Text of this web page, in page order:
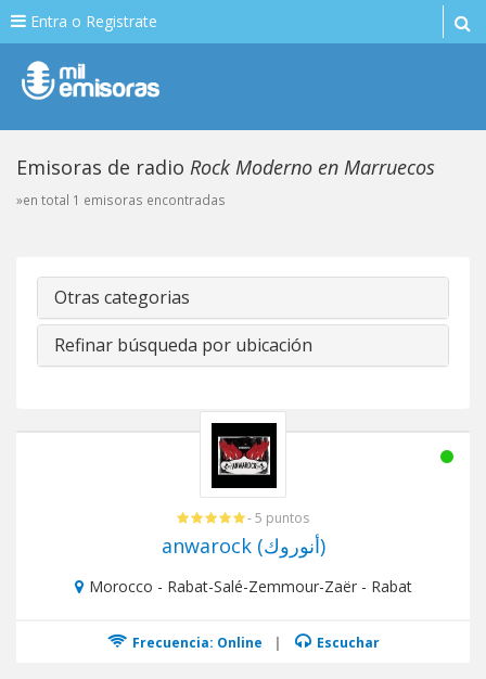
Entra o Registrate
Emisoras de radio Rock Moderno en Marruecos
»en total 1 emisoras encontradas
Otras categorias
Refinar búsqueda por ubicación
- 5 puntos
anwarock (أنوروك)
Morocco - Rabat-Salé-Zemmour-Zaër - Rabat
Frecuencia: Online | Escuchar